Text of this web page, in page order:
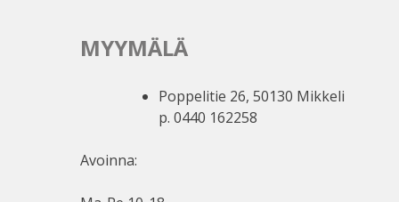
MYYMÄLÄ
Poppelitie 26, 50130 Mikkeli
p. 0440 162258
Avoinna: